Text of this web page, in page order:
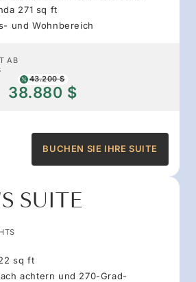
271 sq ft
und Wohnbereich
AB
43.200 $
38.880 $
BUCHEN SIE IHRE SUITE
SUITE
sq ft
achtern und 270-Grad-